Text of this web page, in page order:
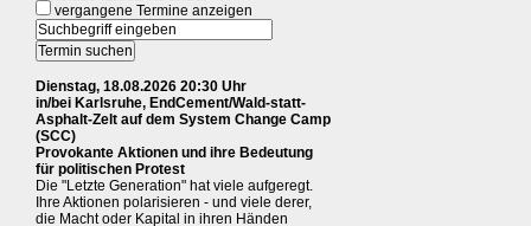
vergangene Termine anzeigen
Dienstag, 18.08.2026 20:30 Uhr
in/bei Karlsruhe, EndCement/Wald-statt-
Asphalt-Zelt auf dem System Change Camp
(SCC)
Provokante Aktionen und ihre Bedeutung
für politischen Protest
Die "Letzte Generation" hat viele aufgeregt.
Ihre Aktionen polarisieren - und viele derer,
die Macht oder Kapital in ihren Händen